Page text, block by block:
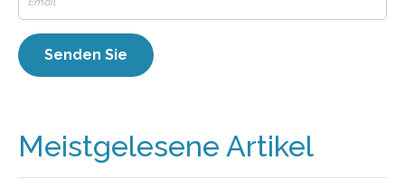
Meistgelesene Artikel